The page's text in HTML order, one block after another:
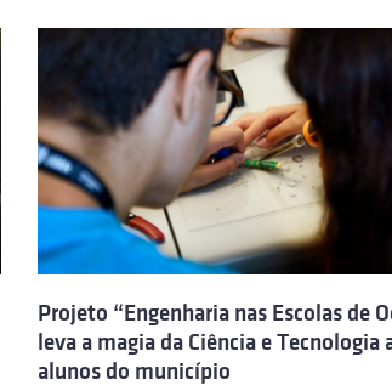
Projeto “Engenharia nas Escolas de
leva a magia da Ciência e Tecnologia
alunos do município